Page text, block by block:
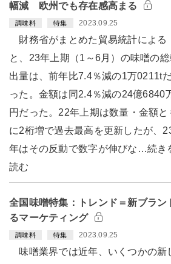
幅減 欧州でも存在感高まる
調味料 特集 2023.09.25
財務省がまとめた貿易統計による
と、23年上期（1～6月）の味噌の総
出量は、前年比7.4％減の1万0211t
った。金額は同2.4％減の24億6840
円だった。22年上期は数量・金額と
に2桁増で過去最高を更新したが、
年はその反動で数字が伸びな…続き
読む
全国味噌特集：トレンド＝新ブラ
るマーケティング
調味料 特集 2023.09.25
味噌業界では近年、いくつかの新